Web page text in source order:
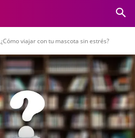
¿Cómo viajar con tu mascota sin estrés?